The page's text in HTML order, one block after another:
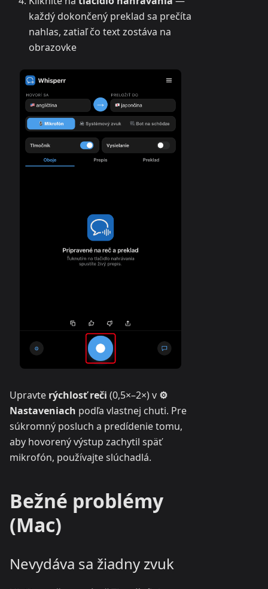
každý dokončený preklad sa prečíta
nahlas, zatiaľ čo text zostáva na
obrazovke
Upravte rýchlosť reči (0,5×–2×) v ⚙
Nastaveniach podľa vlastnej chuti. Pre
súkromný posluch a predídenie tomu,
aby hovorený výstup zachytil späť
mikrofón, používajte slúchadlá.
Bežné problémy
(Mac)
Nevydáva sa žiadny zvuk